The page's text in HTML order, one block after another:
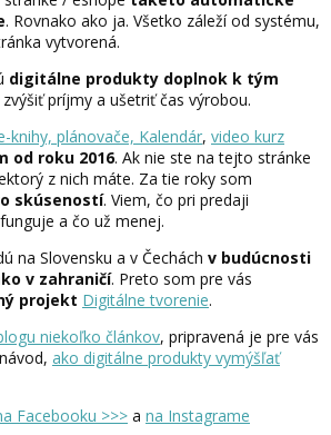
. Rovnako ako ja. Všetko záleží od systému,
vytvorená.
digitálne produkty doplnok k tým
príjmy a ušetriť čas výrobou.
knihy, plánovače, Kalendár, video kurz
od roku 2016. Ak nie ste na tejto stránke
z nich máte. Za tie roky som
skúseností. Viem, čo pri predaji
a čo už menej.
na Slovensku a v Čechách v budúcnosti
v zahraničí. Preto som pre vás
projekt Digitálne tvorenie.
niekoľko článkov, pripravená je pre vás
ako digitálne produkty vymýšľať
Facebooku >>> a na Instagrame